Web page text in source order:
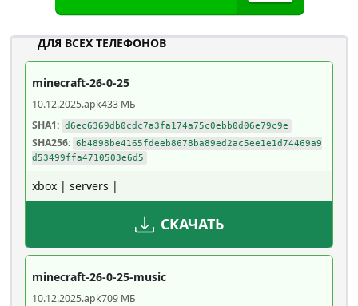
ДЛЯ ВСЕХ ТЕЛЕФОНОВ
minecraft-26-0-25
10.12.2025.apk433 МБ
SHA1: d6ec6369db0cdc7a3fa174a75c0ebb0d06e79c9e
SHA256: 6b4898be4165fdeeb8678ba89ed2ac5ee1e1d74469a9
d53499ffa4710503e6d5
xbox | servers |
СКАЧАТЬ
minecraft-26-0-25-music
10.12.2025.apk709 МБ